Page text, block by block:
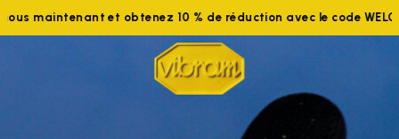
et obtenez 10 % de réduction avec le code